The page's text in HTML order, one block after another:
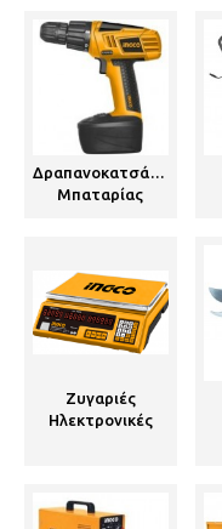
Δραπανοκατσάβιδα
Μπαταρίας
Ζυγαριές
Ηλεκτρονικές